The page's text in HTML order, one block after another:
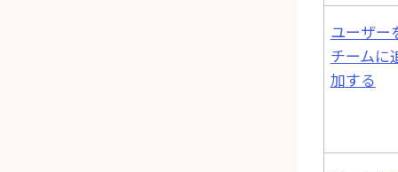
ユーザー
チームに
加する